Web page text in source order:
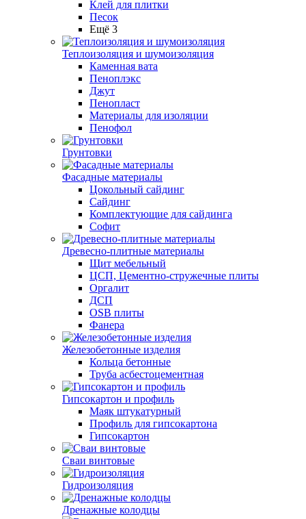
Клей для плитки
Песок
Ещё 3
Теплоизоляция и шумоизоляция
Каменная вата
Пеноплэкс
Джут
Пенопласт
Материалы для изоляции
Пенофол
Грунтовки
Фасадные материалы
Цокольный сайдинг
Сайдинг
Комплектующие для сайдинга
Софит
Древесно-плитные материалы
Щит мебельный
ЦСП, Цементно-стружечные плиты
Оргалит
ДСП
OSB плиты
Фанера
Железобетонные изделия
Кольца бетонные
Труба асбестоцементная
Гипсокартон и профиль
Маяк штукатурный
Профиль для гипсокартона
Гипсокартон
Сваи винтовые
Гидроизоляция
Дренажные колодцы